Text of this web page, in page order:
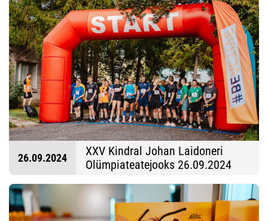
26.09.2024
XXV Kindral Johan Laidoneri
Olümpiateatejooks 26.09.2024